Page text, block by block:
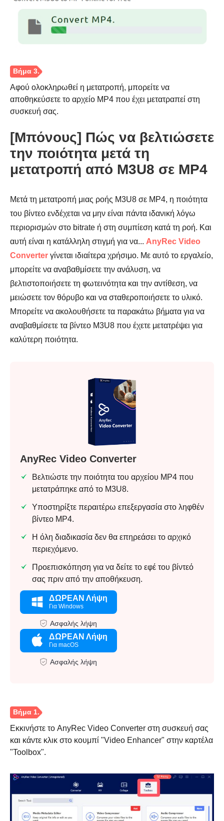
Βήμα 1.
Βήμα 2.
Βήμα 3.
Αφού ολοκληρωθεί η μετατροπή, μπορείτε να
αποθηκεύσετε το αρχείο MP4 που έχει μετατραπεί στη
συσκευή σας.
[Μπόνους] Πώς να βελτιώσετε
την ποιότητα μετά τη
μετατροπή από M3U8 σε MP4
Μετά τη μετατροπή μιας ροής M3U8 σε MP4, η ποιότητα
του βίντεο ενδέχεται να μην είναι πάντα ιδανική λόγω
περιορισμών στο bitrate ή στη συμπίεση κατά τη ροή. Και
αυτή είναι η κατάλληλη στιγμή για να... AnyRec Video
Converter γίνεται ιδιαίτερα χρήσιμο. Με αυτό το εργαλείο,
μπορείτε να αναβαθμίσετε την ανάλυση, να
βελτιστοποιήσετε τη φωτεινότητα και την αντίθεση, να
μειώσετε τον θόρυβο και να σταθεροποιήσετε το υλικό.
Μπορείτε να ακολουθήσετε τα παρακάτω βήματα για να
αναβαθμίσετε τα βίντεο M3U8 που έχετε μετατρέψει για
καλύτερη ποιότητα.
AnyRec Video Converter
Βελτιώστε την ποιότητα του αρχείου MP4 που
μετατράπηκε από το M3U8.
Υποστηρίξτε περαιτέρω επεξεργασία στο ληφθέν
βίντεο MP4.
Η όλη διαδικασία δεν θα επηρεάσει το αρχικό
περιεχόμενο.
Προεπισκόπηση για να δείτε το εφέ του βίντεό
σας πριν από την αποθήκευση.
ΔΩΡΕΑΝ Λήψη
Για Windows
Ασφαλής λήψη
ΔΩΡΕΑΝ Λήψη
Για macOS
Ασφαλής λήψη
Εκκινήστε το AnyRec Video Converter στη συσκευή σας
και κάντε κλικ στο κουμπί "Video Enhancer" στην καρτέλα
"Toolbox".